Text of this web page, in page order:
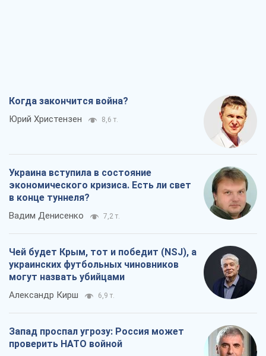
Когда закончится война?
Юрий Христензен 8,6 т.
Украина вступила в состояние
экономического кризиса. Есть ли свет
в конце туннеля?
Вадим Денисенко 7,2 т.
Чей будет Крым, тот и победит (NSJ), а
украинских футбольных чиновников
могут назвать убийцами
Александр Кирш 6,9 т.
Запад проспал угрозу: Россия может
проверить НАТО войной